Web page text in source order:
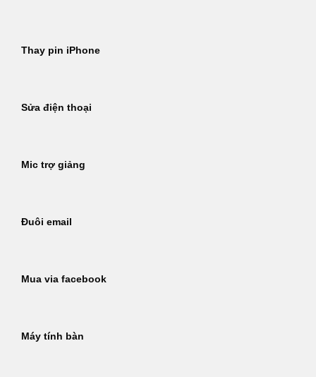
Thay pin iPhone
Sửa điện thoại
Mic trợ giảng
Đuôi email
Mua via facebook
Máy tính bàn